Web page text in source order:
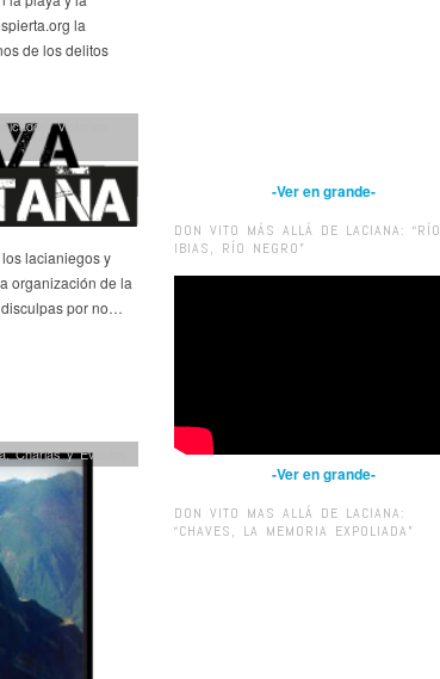
la
de los delitos
,Victorino
lacianiegos y
organización de la
por no…
,Charlas y Eventos
-Ver en grande-
DON VITO MÁS ALLÁ DE LACIANA: “RÍO
IBIAS, RÍO NEGRO”
-Ver en grande-
DON VITO MAS ALLÁ DE LACIANA:
“CHAVES, LA MEMORIA EXPOLIADA”